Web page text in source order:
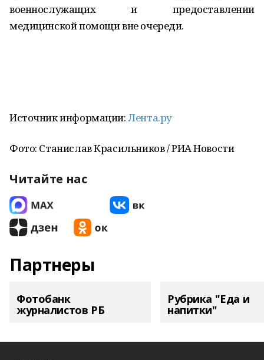
военнослужащих и предоставлении
медицинской помощи вне очереди.
Источник информации:Лента.ру
Фото: Станислав Красильников / РИА Новости
Читайте нас
Партнеры
Фотобанк
журналистов РБ
Рубрика "Еда и
напитки"